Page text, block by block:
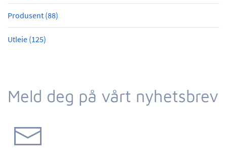
Produsent (88)
Utleie (125)
Meld deg på vårt nyhetsbrev